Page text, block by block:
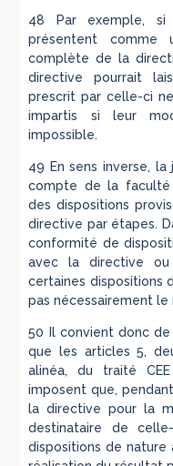
48 Par exemple, si
présentent comme
complète de la
directive pourrait
prescrit par celle-ci
impartis si leur
impossible.
49 En sens inverse,
compte de la faculté
des dispositions
directive par étapes.
conformité de
avec la directive ou
certaines dispositions
pas nécessairement
50 Il convient donc
que les articles 5,
alinéa, du traité
imposent que,
la directive pour la
destinataire de
dispositions de